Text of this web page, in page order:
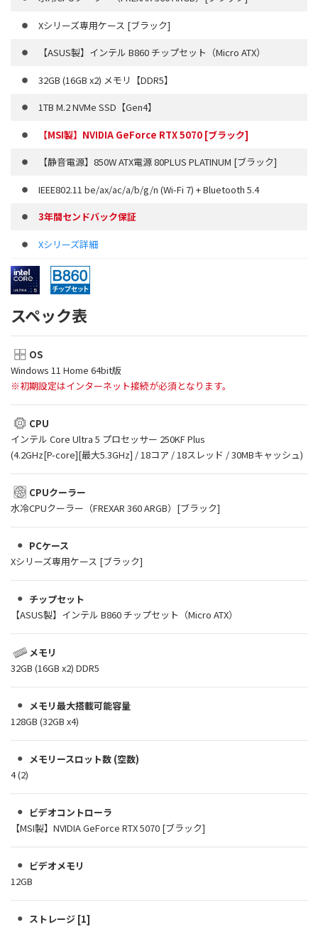
Xシリーズ専用ケース [ブラック]
【ASUS製】インテル B860 チップセット（Micro ATX）
32GB (16GB x2) メモリ【DDR5】
1TB M.2 NVMe SSD【Gen4】
【MSI製】NVIDIA GeForce RTX 5070 [ブラック]
【静音電源】850W ATX電源 80PLUS PLATINUM [ブラック]
IEEE802.11 be/ax/ac/a/b/g/n (Wi-Fi 7) + Bluetooth 5.4
3年間センドバック保証
Xシリーズ詳細
スペック表
OS
Windows 11 Home 64bit版
※初期設定はインターネット接続が必須となります。
CPU
インテル Core Ultra 5 プロセッサー 250KF Plus
(4.2GHz[P-core][最大5.3GHz] / 18コア / 18スレッド / 30MBキャッシュ)
CPUクーラー
水冷CPUクーラー（FREXAR 360 ARGB）[ブラック]
PCケース
Xシリーズ専用ケース [ブラック]
チップセット
【ASUS製】インテル B860 チップセット（Micro ATX）
メモリ
32GB (16GB x2) DDR5
メモリ最大搭載可能容量
128GB (32GB x4)
メモリースロット数 (空数)
4 (2)
ビデオコントローラ
【MSI製】NVIDIA GeForce RTX 5070 [ブラック]
ビデオメモリ
12GB
ストレージ [1]